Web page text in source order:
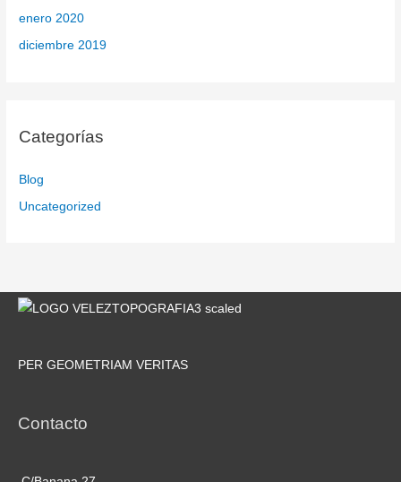
enero 2020
diciembre 2019
Categorías
Blog
Uncategorized
PER GEOMETRIAM VERITAS
Contacto